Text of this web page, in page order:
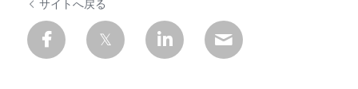
サイトへ戻る